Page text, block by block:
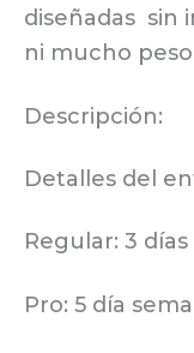
diseñadas sin
ni mucho
Descripción:
Detalles del
Regular: 3
Pro: 5 día